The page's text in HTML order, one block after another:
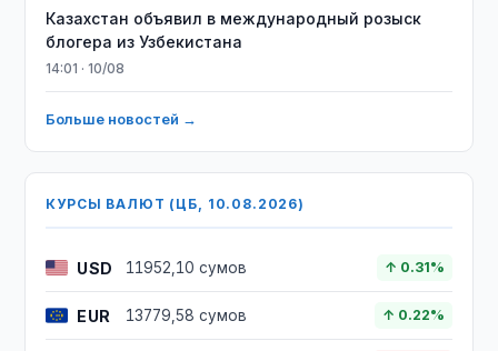
Казахстан объявил в международный розыск
блогера из Узбекистана
14:01 · 10/08
Больше новостей →
КУРСЫ ВАЛЮТ (ЦБ, 10.08.2026)
USD 11952,10 сумов ↑ 0.31%
EUR 13779,58 сумов ↑ 0.22%